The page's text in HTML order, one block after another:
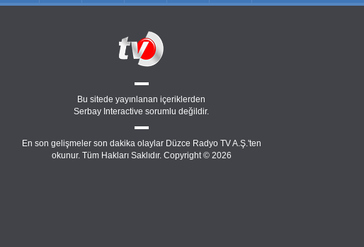
Bu sitede yayınlanan içeriklerden
Serbay Interactive sorumlu değildir.
En son gelişmeler son dakika olaylar Düzce Radyo TV A.Ş.'ten
okunur. Tüm Hakları Saklıdır. Copyright © 2026